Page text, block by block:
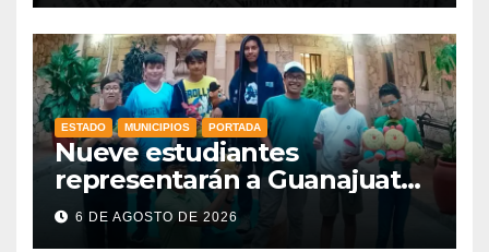
ESTADO MUNICIPIOS PORTADA
Nueve estudiantes
representarán a Guanajuato
en la Olimpiada Mexicana de
Matemáticas 2026
6 DE AGOSTO DE 2026